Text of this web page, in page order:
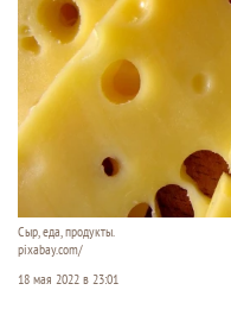
Сыр, еда, продукты.
pixabay.com/
18 мая 2022 в 23:01